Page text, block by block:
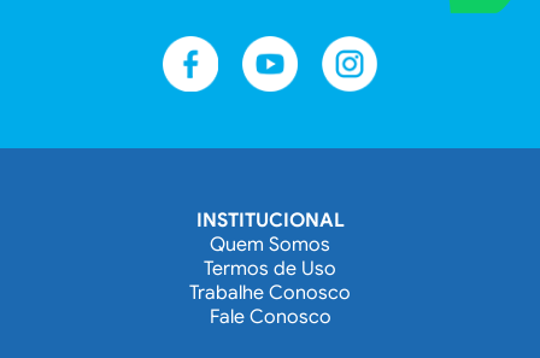
INSTITUCIONAL
Quem Somos
Termos de Uso
Trabalhe Conosco
Fale Conosco